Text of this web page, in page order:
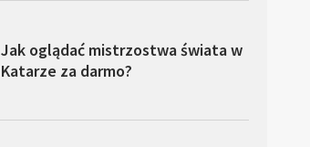
Jak oglądać mistrzostwa świata w
Katarze za darmo?